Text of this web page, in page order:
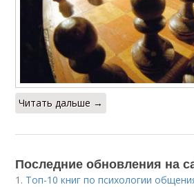
Читать дальше →
Последние обновления на
1. Топ-10 книг по психологии